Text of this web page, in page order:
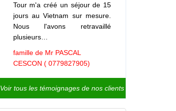
Tour m'a créé un séjour de 15
jours au Vietnam sur mesure.
Nous l'avons retravaillé
plusieurs…
famille de Mr PASCAL
CESCON ( 0779827905)
Voir tous les témoignages de nos clients